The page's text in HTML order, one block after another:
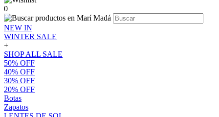
0
NEW IN
WINTER SALE
+
SHOP ALL SALE
50% OFF
40% OFF
30% OFF
20% OFF
Botas
Zapatos